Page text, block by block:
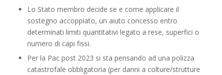
Lo Stato membro decide se e come applicare il
sostegno accoppiato, un aiuto concesso entro
determinati limiti quantitativi legato a rese, superfici o
numero di capi fissi.
Per la Pac post 2023 si sta pensando ad una polizza
catastrofale obbligatoria (per danni a colture/strutture